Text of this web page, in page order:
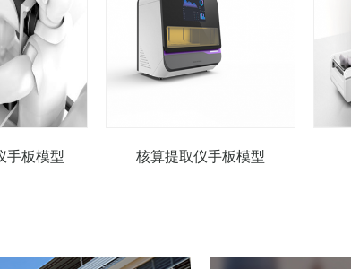
手板模型 核算提取仪手板模型